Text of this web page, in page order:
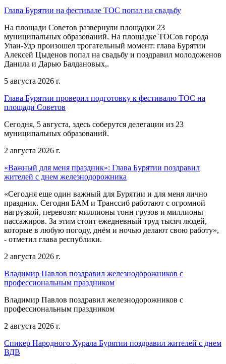
Глава Бурятии на фестивале ТОС попал на свадьбу
На площади Советов развернули площадки 23
муниципальных образований. На площадке ТОСов города
Улан-Удэ произошел трогательный момент: глава Бурятии
Алексей Цыденов попал на свадьбу и поздравил молодоженов
Данила и Дарью Балдановых,.
5 августа 2026 г.
Глава Бурятии проверил подготовку к фестивалю ТОС на
площади Советов
Сегодня, 5 августа, здесь соберутся делегации из 23
муниципальных образований.
2 августа 2026 г.
«Важный для меня праздник»: Глава Бурятии поздравил
жителей с днем железнодорожника
«Сегодня еще один важный для Бурятии и для меня лично
праздник. Сегодня БАМ и Транссиб работают с огромной
нагрузкой, перевозят миллионы тонн грузов и миллионы
пассажиров. За этим стоит ежедневный труд тысяч людей,
которые в любую погоду, днём и ночью делают свою работу»,
- отметил глава республики.
2 августа 2026 г.
Владимир Павлов поздравил железнодорожников с
профессиональным праздником
Владимир Павлов поздравил железнодорожников с
профессиональным праздником
2 августа 2026 г.
Спикер Народного Хурала Бурятии поздравил жителей с днем
ВДВ